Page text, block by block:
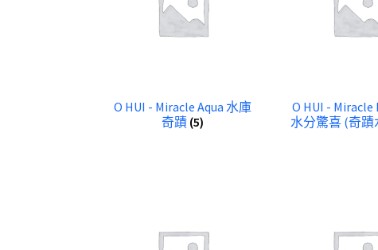
O HUI - Miracle Aqua 水庫
奇蹟 (5)
O HUI - Miracle
水分驚喜 (奇蹟